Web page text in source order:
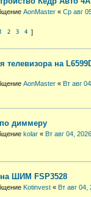
AonMaster « Ср авг
2 3 4
телевизора на
AonMaster « Вт авг
диммеру
kolar « Вт авг 04,
на ШИМ FSP3528
Kotinvest « Вт авг 04,